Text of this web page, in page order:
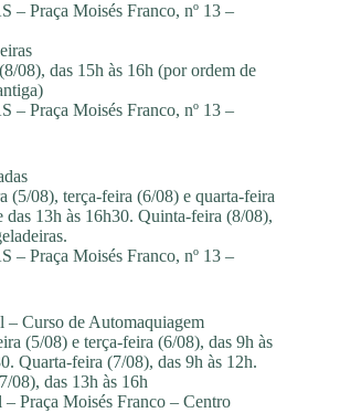
– Praça Moisés Franco, nº 13 –
08), das 15h às 16h (por ordem de
– Praça Moisés Franco, nº 13 –
(5/08), terça-feira (6/08) e quarta-feira
das 13h às 16h30. Quinta-feira (8/08),
– Praça Moisés Franco, nº 13 –
– Curso de Automaquiagem
(5/08) e terça-feira (6/08), das 9h às
Quarta-feira (7/08), das 9h às 12h.
08), das 13h às 16h
Praça Moisés Franco – Centro